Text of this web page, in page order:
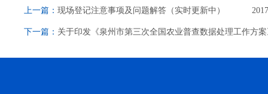
上一篇： 现场登记注意事项及问题解答（实时更新中）
下一篇： 关于印发《泉州市第三次全国农业普查数据处理工作方